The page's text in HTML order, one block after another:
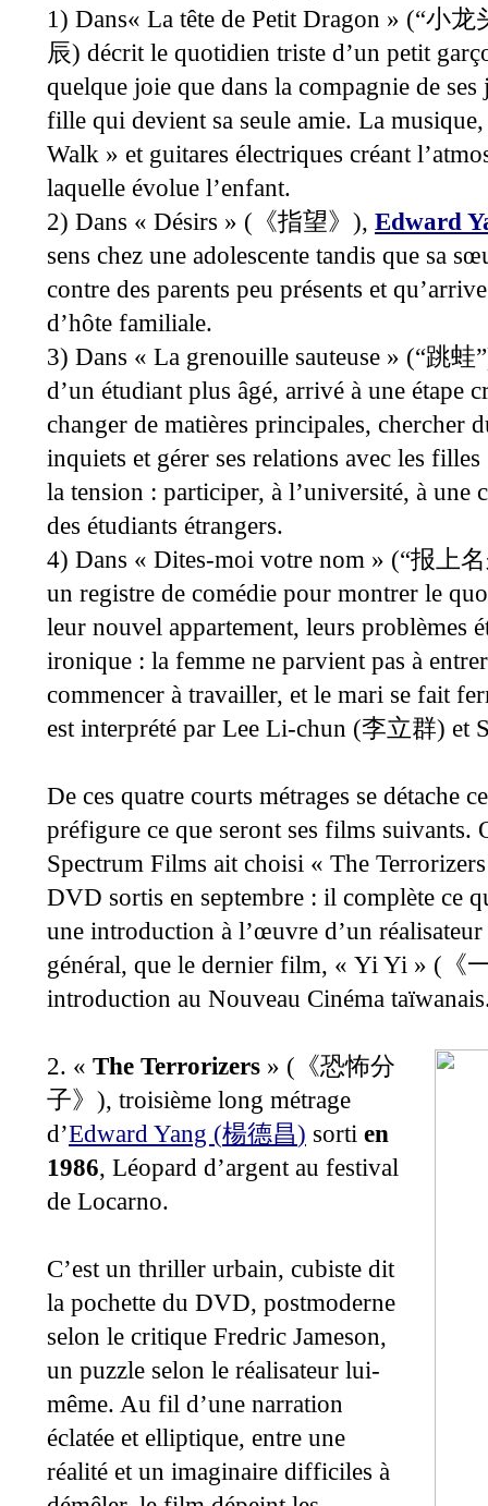
1) Dans« La tête de Petit Dragon » (“小龙
辰) décrit le quotidien triste d’un petit
quelque joie que dans la compagnie de
fille qui devient sa seule amie. La
Walk » et guitares électriques créant
laquelle évolue l’enfant.
2) Dans « Désirs » ( 《指望》 ), Edward
sens chez une adolescente tandis que sa
contre des parents peu présents et
d’hôte familiale.
3) Dans « La grenouille sauteuse » (“跳蛙”
d’un étudiant plus âgé, arrivé à une étape
changer de matières principales, chercher
inquiets et gérer ses relations avec les
la tension : participer, à l’université, à une
des étudiants étrangers.
4) Dans « Dites-moi votre nom » (“报上
un registre de comédie pour montrer le
leur nouvel appartement, leurs problèmes
ironique : la femme ne parvient pas à
commencer à travailler, et le mari se fait
est interprété par Lee Li-chun (李立群) et
De ces quatre courts métrages se détache
préfigure ce que seront ses films suivants.
Spectrum Films ait choisi « The
DVD sortis en septembre : il complète ce
une introduction à l’œuvre d’un
général, que le dernier film, « Yi Yi » ( 《
introduction au Nouveau Cinéma
2. « The Terrorizers » ( 《恐怖分
子》 ), troisième long métrage
d’Edward Yang (楊德昌) sorti en
1986, Léopard d’argent au festival
de Locarno.
C’est un thriller urbain, cubiste dit
la pochette du DVD, postmoderne
selon le critique Fredric Jameson,
un puzzle selon le réalisateur lui-
même. Au fil d’une narration
éclatée et elliptique, entre une
réalité et un imaginaire difficiles à